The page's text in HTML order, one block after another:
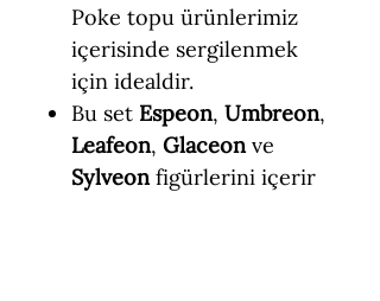
Poke topu ürünlerimiz
içerisinde sergilenmek
için idealdir.
Bu set Espeon, Umbreon,
Leafeon, Glaceonve
Sylveonfigürlerini içerir